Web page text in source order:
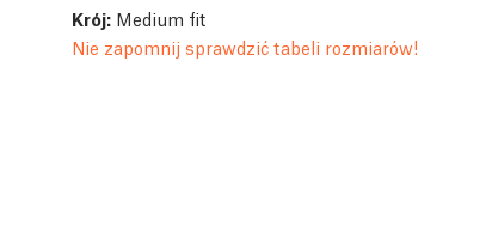
Krój: Medium fit
Nie zapomnij sprawdzić tabeli rozmiarów!